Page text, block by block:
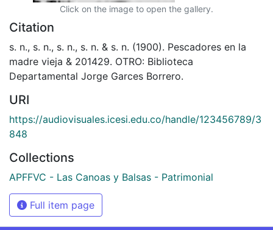
Click on the image to open the gallery.
Citation
s. n., s. n., s. n., s. n. & s. n. (1900). Pescadores en la
madre vieja & 201429. OTRO: Biblioteca
Departamental Jorge Garces Borrero.
URI
https://audiovisuales.icesi.edu.co/handle/123456789/3
848
Collections
APFFVC - Las Canoas y Balsas - Patrimonial
Full item page